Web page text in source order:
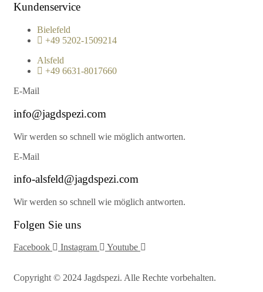
Kundenservice
Bielefeld
+49 5202-1509214
Alsfeld
+49 6631-8017660
E-Mail
info@jagdspezi.com
Wir werden so schnell wie möglich antworten.
E-Mail
info-alsfeld@jagdspezi.com
Wir werden so schnell wie möglich antworten.
Folgen Sie uns
Facebook Instagram Youtube
Copyright © 2024 Jagdspezi. Alle Rechte vorbehalten.